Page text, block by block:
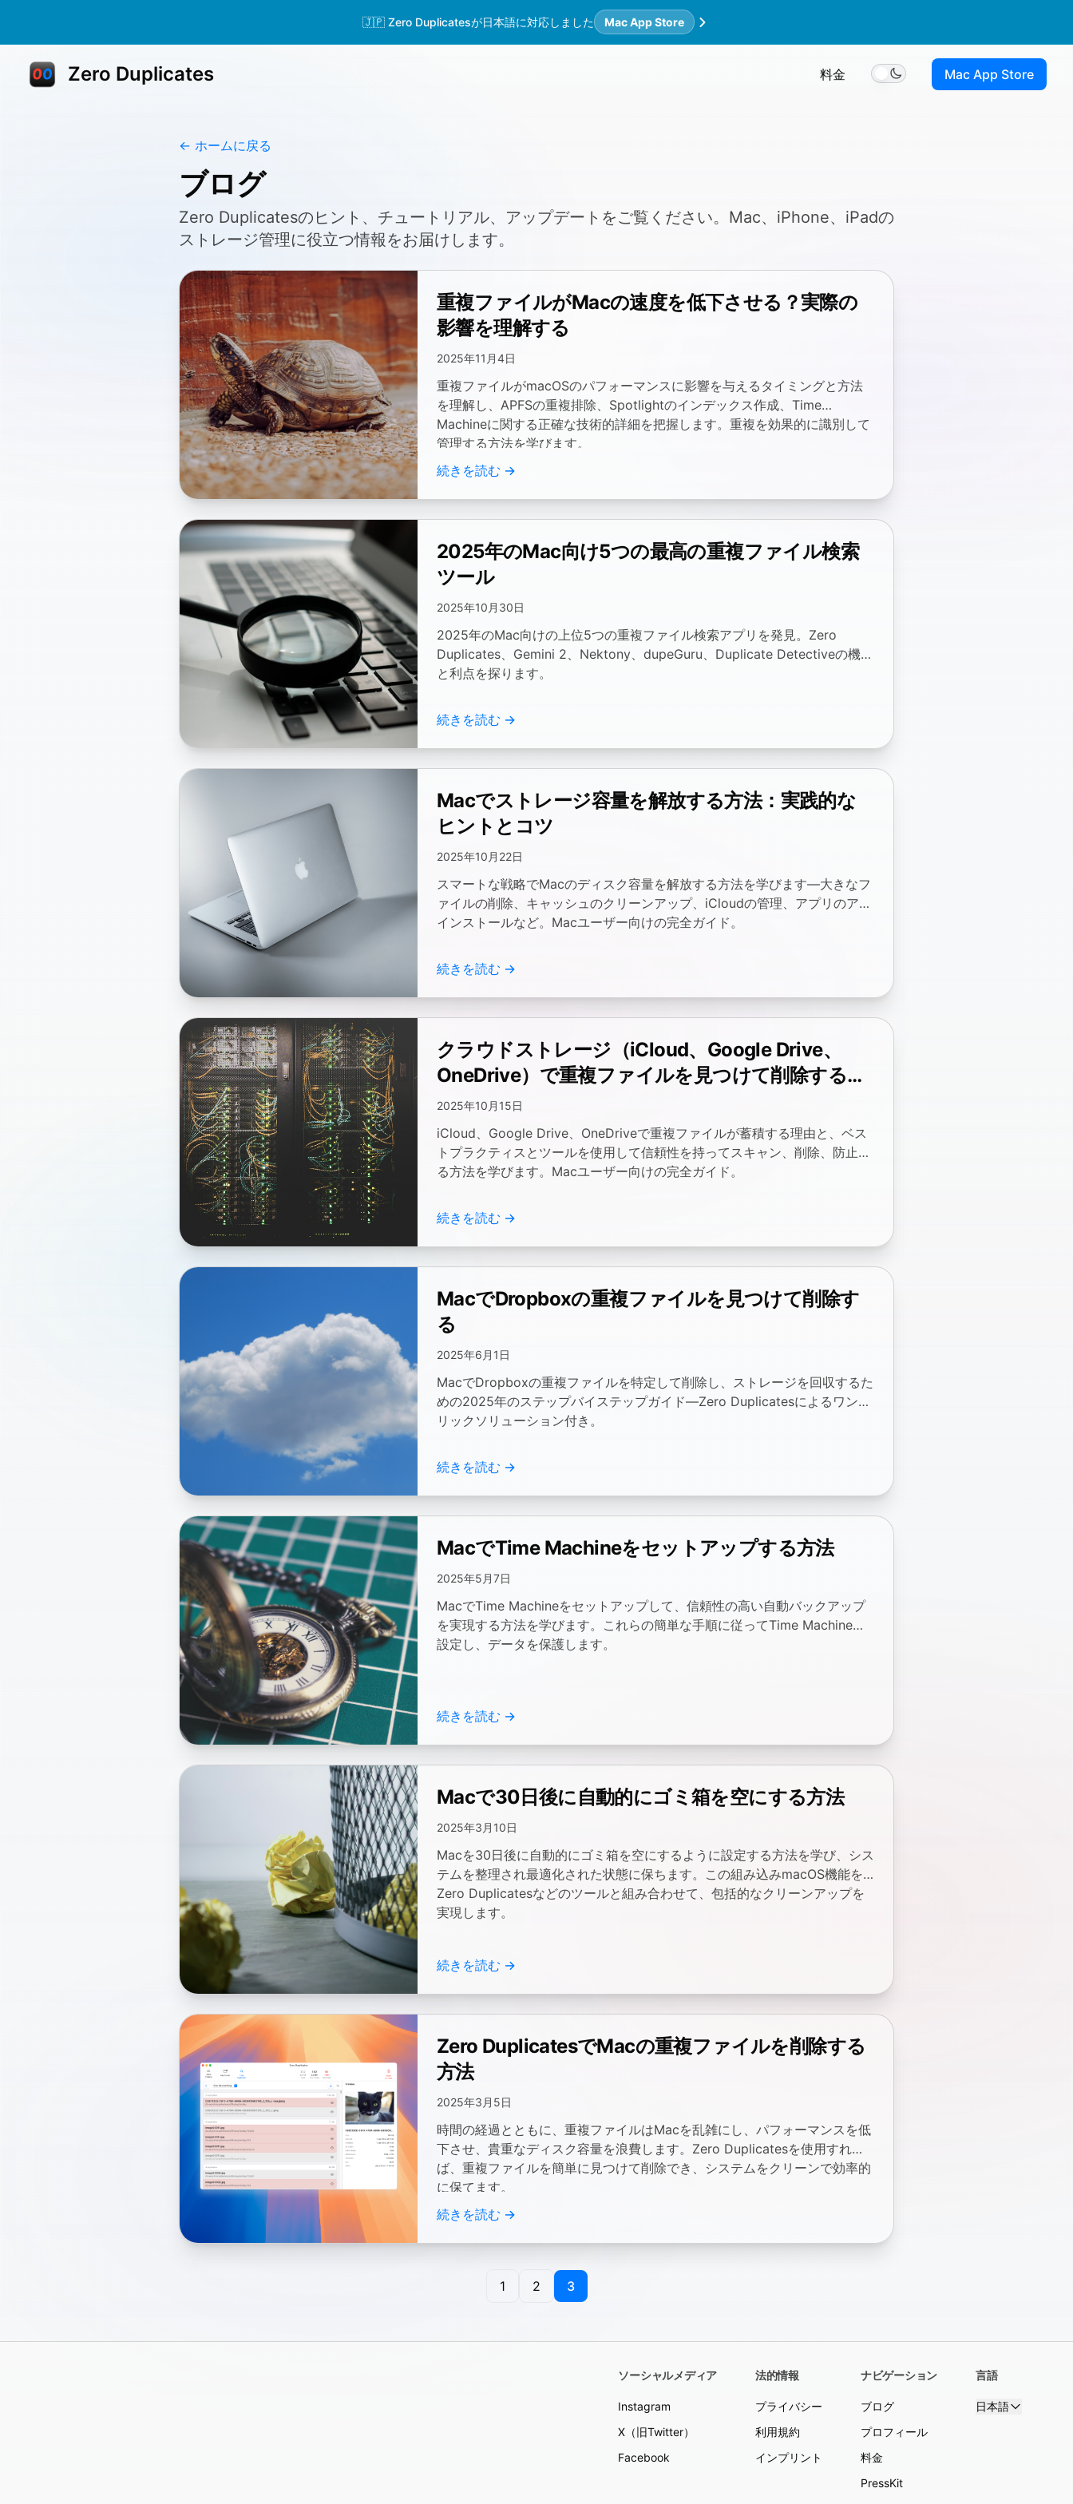
🇯🇵 Zero Duplicatesが日本語に対応しました Mac App Store
Zero Duplicates 料金 Toggle themeMac App Store
← ホームに戻る
ブログ
Zero Duplicatesのヒント、チュートリアル、アップデートをご覧ください。Mac、iPhone、iPadの
ストレージ管理に役立つ情報をお届けします。
重複ファイルがMacの速度を低下させる？実際の
影響を理解する
2025年11月4日
重複ファイルがmacOSのパフォーマンスに影響を与えるタイミングと方法
を理解し、APFSの重複排除、Spotlightのインデックス作成、Time
Machineに関する正確な技術的詳細を把握します。重複を効果的に識別して
管理する方法を学びます。
続きを読む →
2025年のMac向け5つの最高の重複ファイル検索
ツール
2025年10月30日
2025年のMac向けの上位5つの重複ファイル検索アプリを発見。Zero
Duplicates、Gemini 2、Nektony、dupeGuru、Duplicate Detectiveの機能
と利点を探ります。
続きを読む →
Macでストレージ容量を解放する方法：実践的な
ヒントとコツ
2025年10月22日
スマートな戦略でMacのディスク容量を解放する方法を学びます—大きなフ
ァイルの削除、キャッシュのクリーンアップ、iCloudの管理、アプリのアン
インストールなど。Macユーザー向けの完全ガイド。
続きを読む →
クラウドストレージ（iCloud、Google Drive、
OneDrive）で重複ファイルを見つけて削除する方
法
2025年10月15日
iCloud、Google Drive、OneDriveで重複ファイルが蓄積する理由と、ベス
トプラクティスとツールを使用して信頼性を持ってスキャン、削除、防止す
る方法を学びます。Macユーザー向けの完全ガイド。
続きを読む →
MacでDropboxの重複ファイルを見つけて削除す
る
2025年6月1日
MacでDropboxの重複ファイルを特定して削除し、ストレージを回収するた
めの2025年のステップバイステップガイド—Zero Duplicatesによるワンク
リックソリューション付き。
続きを読む →
MacでTime Machineをセットアップする方法
2025年5月7日
MacでTime Machineをセットアップして、信頼性の高い自動バックアップ
を実現する方法を学びます。これらの簡単な手順に従ってTime Machineを
設定し、データを保護します。
続きを読む →
Macで30日後に自動的にゴミ箱を空にする方法
2025年3月10日
Macを30日後に自動的にゴミ箱を空にするように設定する方法を学び、シス
テムを整理され最適化された状態に保ちます。この組み込みmacOS機能を
Zero Duplicatesなどのツールと組み合わせて、包括的なクリーンアップを
実現します。
続きを読む →
Zero DuplicatesでMacの重複ファイルを削除する
方法
2025年3月5日
時間の経過とともに、重複ファイルはMacを乱雑にし、パフォーマンスを低
下させ、貴重なディスク容量を浪費します。Zero Duplicatesを使用すれ
ば、重複ファイルを簡単に見つけて削除でき、システムをクリーンで効率的
に保てます。
続きを読む →
1 2 3
ソーシャルメディア
Instagram
X（旧Twitter）
Facebook
法的情報
プライバシー
利用規約
インプリント
ナビゲーション
ブログ
プロフィール
料金
PressKit
言語
日本語